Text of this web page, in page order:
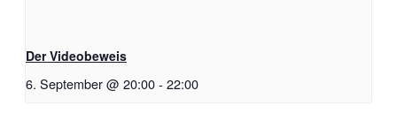
Der Videobeweis
6. September @ 20:00- 22:00